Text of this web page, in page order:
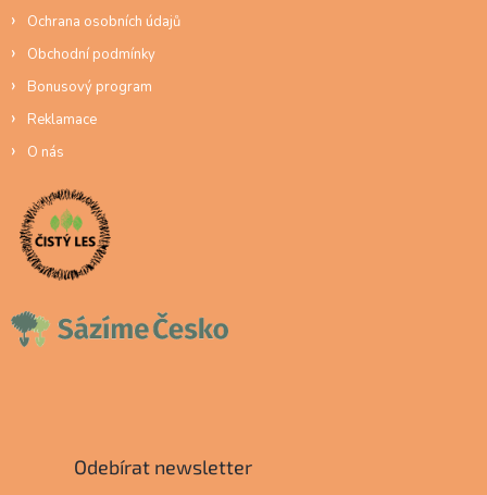
Ochrana osobních údajů
Obchodní podmínky
Bonusový program
Reklamace
O nás
Odebírat newsletter